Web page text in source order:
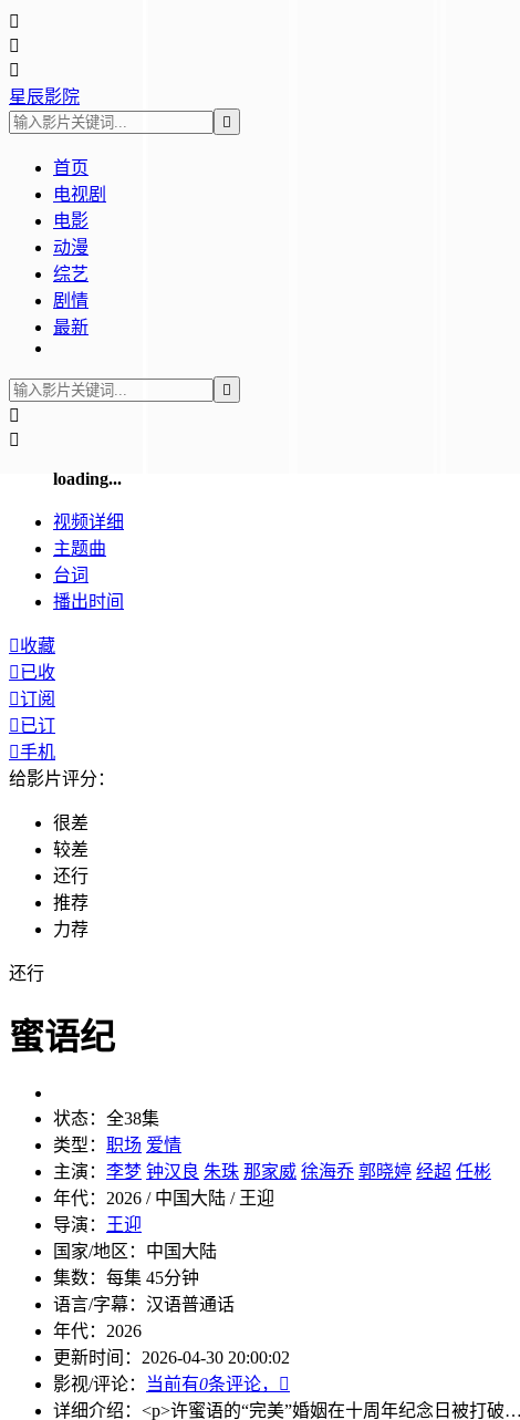



星辰影院

首页
电视剧
电影
动漫
综艺
剧情
最新



loading...
视频详细
主题曲
台词
播出时间
收藏
已收
订阅
已订
手机
给影片评分：
很差
较差
还行
推荐
力荐
还行
蜜语纪
状态： 全38集
类型： 职场 爱情
主演： 李梦 钟汉良 朱珠 那家威 徐海乔 郭晓婷 经超 任彬
年代： 2026 / 中国大陆 / 王迎
导演：
王迎
国家/地区： 中国大陆
集数： 每集 45分钟
语言/字幕： 汉语普通话
年代： 2026
更新时间： 2026-04-30 20:00:02
影视/评论：
当前有0条评论，

详细介绍： <p>许蜜语的“完美”婚姻在十周年纪念日被打破…